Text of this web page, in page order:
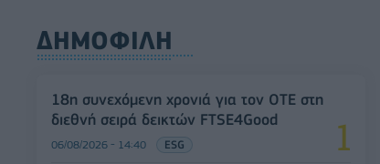
ΔΗΜΟΦΙΛΗ
18η συνεχόμενη χρονιά για τον ΟΤΕ στη
διεθνή σειρά δεικτών FTSE4Good
06/08/2026 - 14:40 ESG